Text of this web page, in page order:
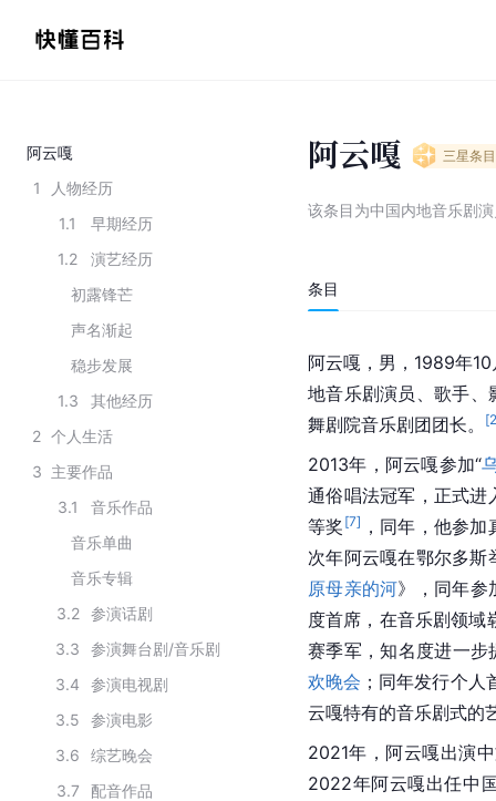
阿云嘎
1
人物经历
1.1
早期经历
1.2
演艺经历
初露锋芒
声名渐起
稳步发展
1.3
其他经历
2 个人生活
3 主要作品
3.1
音乐作品
音乐单曲
音乐专辑
3.2
参演话剧
3.3
参演舞台剧/音乐剧
3.4
参演电视剧
3.5
参演电影
3.6
综艺晚会
3.7
配音作品
阿云嘎 三星条目
该条目为中国内地音乐剧
条目
阿云嘎，男，1989年
地音乐剧演员、歌手
舞剧院音乐剧团团长。
[
2013年，阿云嘎参加“
通俗唱法冠军，正式进
等奖 [7] ，同年，他参
次年阿云嘎在鄂尔多斯
原母亲的河》，同年参
度首席，在音乐剧领
赛季军，知名度进一步
欢晚会 ；同年发行个
云嘎特有的音乐剧式的
2021年，阿云嘎出演
2022年阿云嘎出任中